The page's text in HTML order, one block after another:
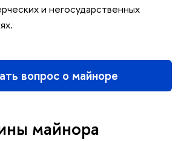
и негосударственных
вопрос о майноре
майнора